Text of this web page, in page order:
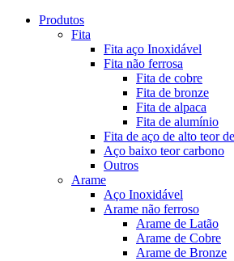
Produtos
Fita
Fita aço Inoxidável
Fita não ferrosa
Fita de cobre
Fita de bronze
Fita de alpaca
Fita de alumínio
Fita de aço de alto teor
Aço baixo teor carbono
Outros
Arame
Aço Inoxidável
Arame não ferroso
Arame de Latão
Arame de Cobre
Arame de Bronze